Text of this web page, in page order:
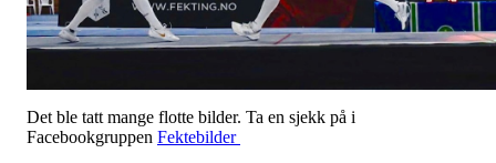
Det ble tatt mange flotte bilder. Ta en sjekk på i
Facebookgruppen Fektebilder